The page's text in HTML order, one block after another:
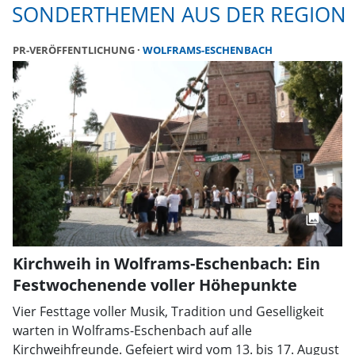
SONDERTHEMEN AUS DER REGION
PR-VERÖFFENTLICHUNG WOLFRAMS-ESCHENBACH
Kirchweih in Wolframs-Eschenbach: Ein
Festwochenende voller Höhepunkte
Vier Festtage voller Musik, Tradition und Geselligkeit
warten in Wolframs-Eschenbach auf alle
Kirchweihfreunde. Gefeiert wird vom 13. bis 17. August